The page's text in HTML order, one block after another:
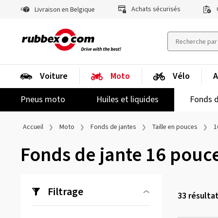
Livraison en Belgique Achats sécurisés
Voiture
Moto
Pneus moto
Huiles et liquides Fonds
Vélo
Accueil Moto Fonds de jantes Taille en pouces
Fonds de jante 16
Filtrage 33